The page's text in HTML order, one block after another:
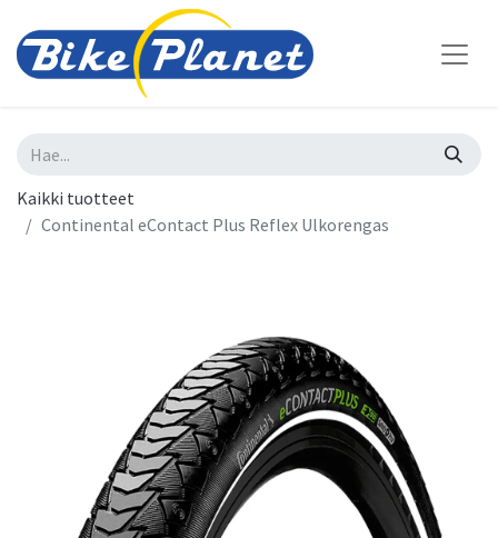
Kaikki tuotteet
Continental eContact Plus Reflex Ulkorengas